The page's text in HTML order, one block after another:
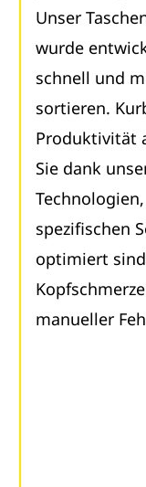
Unser
wurde
schnell und
sortieren.
Produktivität
Sie dank
spezifischen
optimiert
manueller